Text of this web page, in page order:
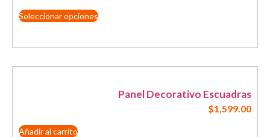
Seleccionar opciones
Panel Decorativo Escuadras
$1,599.00
Añadir al carrito